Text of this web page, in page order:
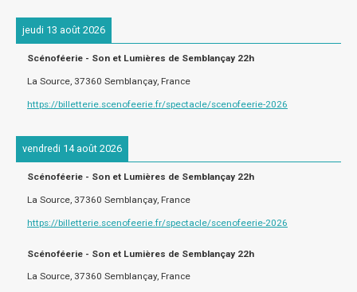
jeudi 13 août 2026
Scénoféerie - Son et Lumières de Semblançay 22h
La Source, 37360 Semblançay, France
https://billetterie.scenofeerie.fr/spectacle/scenofeerie-2026
vendredi 14 août 2026
Scénoféerie - Son et Lumières de Semblançay 22h
La Source, 37360 Semblançay, France
https://billetterie.scenofeerie.fr/spectacle/scenofeerie-2026
Scénoféerie - Son et Lumières de Semblançay 22h
La Source, 37360 Semblançay, France